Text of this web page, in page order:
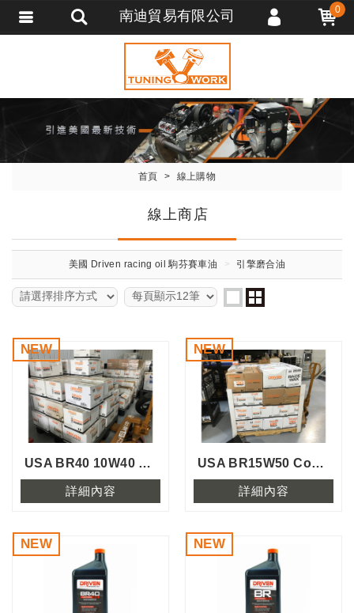
首頁 線上購物
線上商店
美國 Driven racing oil 駒芬賽車油 引擎磨合油
USA BR40 10W40 Conventional Break-In Oil...
詳細內容
USA BR15W50 Conventional Break-In Oil 駒芬...
詳細內容
南迪貿易有限公司 0
會員登入
會員註冊
忘記密碼
訂單查詢
追蹤清單